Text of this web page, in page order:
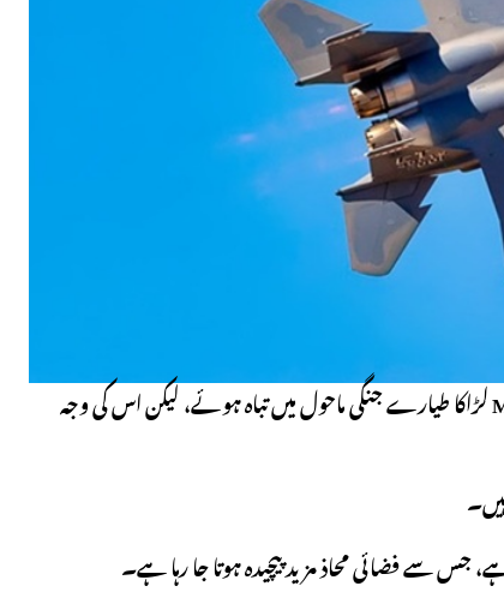
لڑاکا طیارے جنگی ماحول میں تباہ ہوئے، لیکن اس کی وجہ
جس سے فضائی محاذ مزید پیچیدہ ہوتا جا رہا ہے۔